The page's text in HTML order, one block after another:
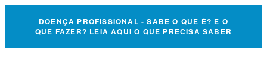
DOENÇA PROFISSIONAL - SABE O QUE É? E O
QUE FAZER? LEIA AQUI O QUE PRECISA SABER